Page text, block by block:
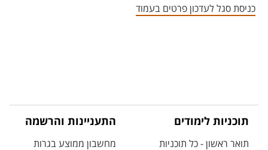
כניסת סגל לעדכון פרטים בעמוד
תוכניות לימודים
תואר ראשון - כל תוכניות
התעניינות והרשמה
מחשבון ממוצע בגרות